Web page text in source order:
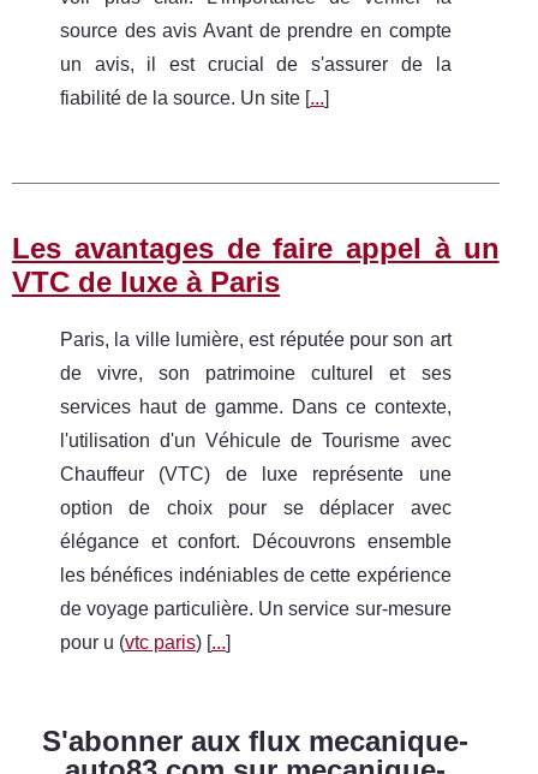
source des avis Avant de prendre en compte
un avis, il est crucial de s'assurer de la
fiabilité de la source. Un site [...]
Les avantages de faire appel à un
VTC de luxe à Paris
Paris, la ville lumière, est réputée pour son art
de vivre, son patrimoine culturel et ses
services haut de gamme. Dans ce contexte,
l'utilisation d'un Véhicule de Tourisme avec
Chauffeur (VTC) de luxe représente une
option de choix pour se déplacer avec
élégance et confort. Découvrons ensemble
les bénéfices indéniables de cette expérience
de voyage particulière. Un service sur-mesure
pour u (vtc paris) [...]
S'abonner aux flux mecanique-